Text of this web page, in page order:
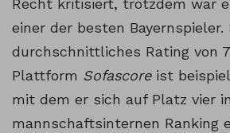
Recht kritisiert, trotzdem war
einer der besten Bayernspieler.
durchschnittliches Rating von
Plattform Sofascore ist
mit dem er sich auf Platz vier
mannschaftsinternen Ranking